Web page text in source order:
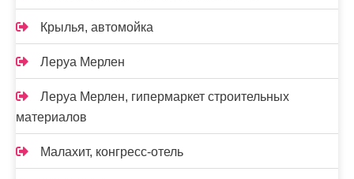
Крылья, автомойка
Леруа Мерлен
Леруа Мерлен, гипермаркет строительных
материалов
Малахит, конгресс-отель